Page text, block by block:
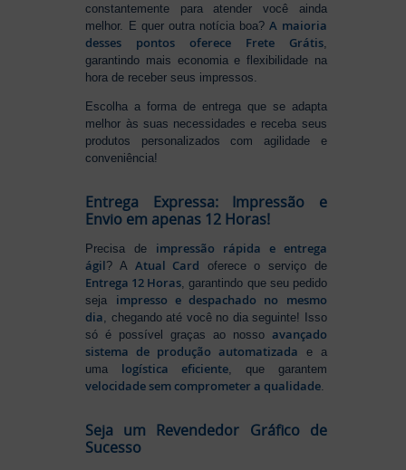
constantemente para atender você ainda
melhor. E quer outra notícia boa?A maioria
desses pontos oferece Frete Grátis,
garantindo mais economia e flexibilidade na
hora de receber seus impressos.
Escolha a forma de entrega que se adapta
melhor às suas necessidades e receba seus
produtos personalizados com agilidade e
conveniência!
Entrega Expressa: Impressão e
Envio em apenas 12 Horas!
Precisa de impressão rápida e entrega
ágil? A Atual Card oferece o serviço de
Entrega 12 Horas, garantindo que seu pedido
seja impresso e despachado no mesmo
dia, chegando até você no dia seguinte! Isso
só é possível graças ao nosso avançado
sistema de produção automatizada e a
uma logística eficiente, que garantem
velocidade sem comprometer a qualidade.
Seja um Revendedor Gráfico de
Sucesso